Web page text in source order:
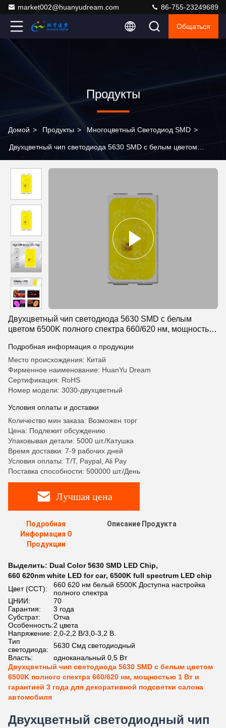
market002@huanyudream.com 86-755-23249689
Общаться
Продукты
Домой > Продукты > Многоцветный Светодиод SMD >
Двухцветный чип светодиода 5630 SMD с белым цветом
гарантией 3 года для декоративной подсветки салона
автомобиля
Двухцветный чип светодиода 5630 SMD с белым
цветом 6500K полного спектра 660/620 нм, мощностью
салона автомобиля
Подробная информация о продукции
Место происхождения: Китай
Фирменное наименование: HuanYu Dream
Сертификация: RoHS
Номер модели: 3030-двухцветный
Условия оплаты и доставки
Количество мин заказа: Возможен торг
Цена: Подлежит обсуждению
Упаковывая детали: 5000 шт./Катушка
Время доставки: 7-9 рабочих дней
Условия оплаты: T/T, Paypal, Ali Pay
Поставка способности: 500000 шт./День
Лучшая цена
Подробная
Информация О
Продукции
Описание Продукта
Выделить: Dual Color 5630 SMD LED Chip,
660 620nm white LED for car, 6500K full spectrum LED chip
Цвет (CCT):
660 620 нм белый 6500K Доступна настройка
полного спектра
ЦНИИ:
70
Гарантия:
3 года
Субстрат:
Отча
Особенность:2 цвета
Напряжение: 2,0-2,2 В/3,0-3,2 В.
Тип
светодиода:
5630 Смд светодиодный
Власть:
одноканальный 0,5 Вт
Двухцветный чип светодиода 5630 SMD с белым цветом
6500K полного спектра 660/620 нм, мощностью 1 Вт и
гарантией 3 года для декоративной подсветки салона
автомобиля
Двухцветный светодиодный чип